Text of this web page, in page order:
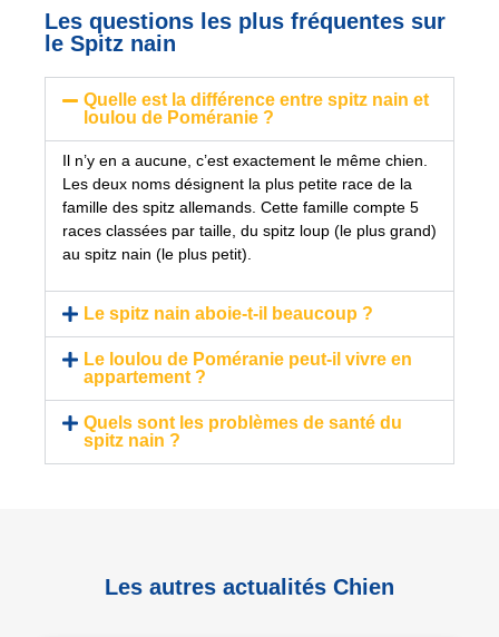
Les questions les plus fréquentes sur
le Spitz nain
Quelle est la différence entre spitz nain et
loulou de Poméranie ?
Il n’y en a aucune, c’est exactement le même chien.
Les deux noms désignent la plus petite race de la
famille des spitz allemands. Cette famille compte 5
races classées par taille, du spitz loup (le plus grand)
au spitz nain (le plus petit).
Le spitz nain aboie-t-il beaucoup ?
Le loulou de Poméranie peut-il vivre en
appartement ?
Quels sont les problèmes de santé du
spitz nain ?
Les autres actualités Chien